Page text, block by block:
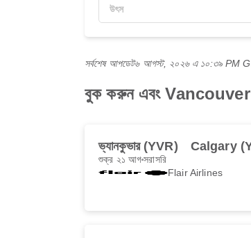
সর্বশেষ আপডেট৬ আগস্ট, ২০২৬ এ ১০:৩৯ PM
বুক করুন এবং
ভ্যানকুভার (YVR) Calgary
শুক্র ২১ আগসরাসরি
Flair Airlines